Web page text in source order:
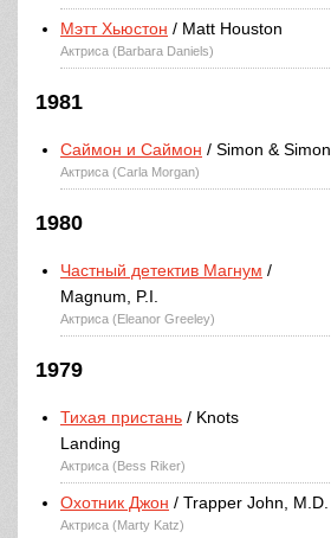
Мэтт Хьюстон / Matt Houston
Актриса (Barbara Daniels)
1981
Саймон и Саймон / Simon & Simon
Актриса (Carla Morgan)
1980
Частный детектив Магнум /
Magnum, P.I.
Актриса (Eleanor Greeley)
1979
Тихая пристань / Knots
Landing
Актриса (Bess Riker)
Охотник Джон / Trapper John, M.D.
Актриса (Marty Katz)